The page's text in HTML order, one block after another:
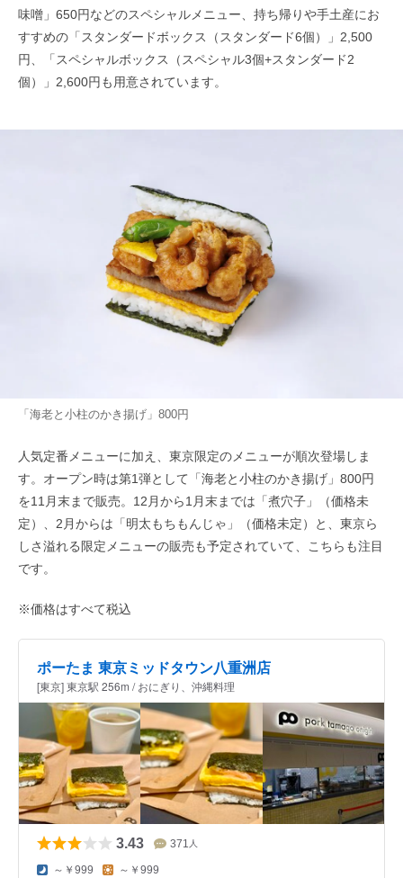
味噌」650円などのスペシャルメニュー、持ち帰りや手土産にお
すすめの「スタンダードボックス（スタンダード6個）」2,500
円、「スペシャルボックス（スペシャル3個+スタンダード2
個）」2,600円も用意されています。
「海老と小柱のかき揚げ」800円
人気定番メニューに加え、東京限定のメニューが順次登場しま
す。オープン時は第1弾として「海老と小柱のかき揚げ」800円
を11月末まで販売。12月から1月末までは「煮穴子」（価格未
定）、2月からは「明太もちもんじゃ」（価格未定）と、東京ら
しさ溢れる限定メニューの販売も予定されていて、こちらも注目
です。
※価格はすべて税込
ポーたま 東京ミッドタウン八重洲店
[東京] 東京駅 256m / おにぎり、沖縄料理
3.43 371 人
～￥999 ～￥999